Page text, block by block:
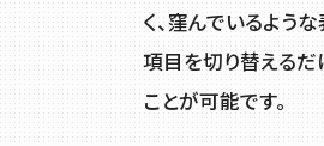
く、窪んでいるよう
項目を切り替える
ことが可能です。